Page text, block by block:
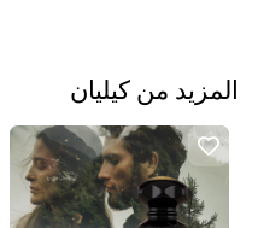
المزيد من كيليان